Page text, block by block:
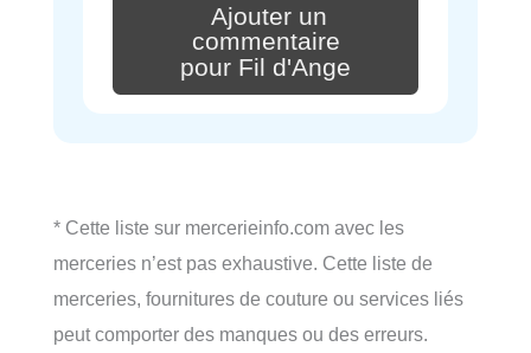
Ajouter un
commentaire
pour Fil d'Ange
* Cette liste sur mercerieinfo.com avec les
merceries n’est pas exhaustive. Cette liste de
merceries, fournitures de couture ou services liés
peut comporter des manques ou des erreurs.